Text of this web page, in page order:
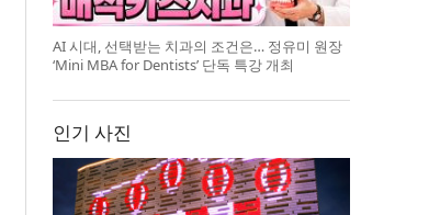
AI 시대, 선택받는 치과의 조건은… 정유미 원장
‘Mini MBA for Dentists’ 단독 특강 개최
인기 사진